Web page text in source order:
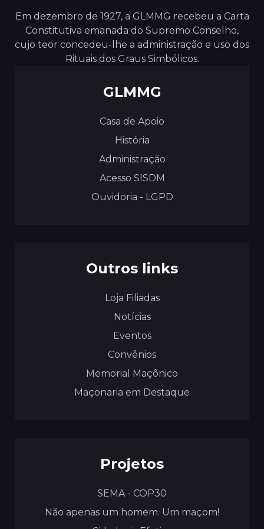
Em dezembro de 1927, a GLMMG recebeu a Carta
Constitutiva emanada do Supremo Conselho,
cujo teor concedeu-lhe a administração e uso dos
Rituais dos Graus Simbólicos.
GLMMG
Casa de Apoio
História
Administração
Acesso SISDM
Ouvidoria - LGPD
Outros links
Loja Filiadas
Notícias
Eventos
Convênios
Memorial Maçônico
Maçonaria em Destaque
Projetos
SEMA - COP30
Não apenas um homem. Um maçom!